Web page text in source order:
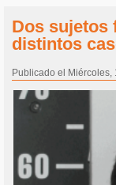
Dos sujetos
distintos
Publicado el Miércoles,